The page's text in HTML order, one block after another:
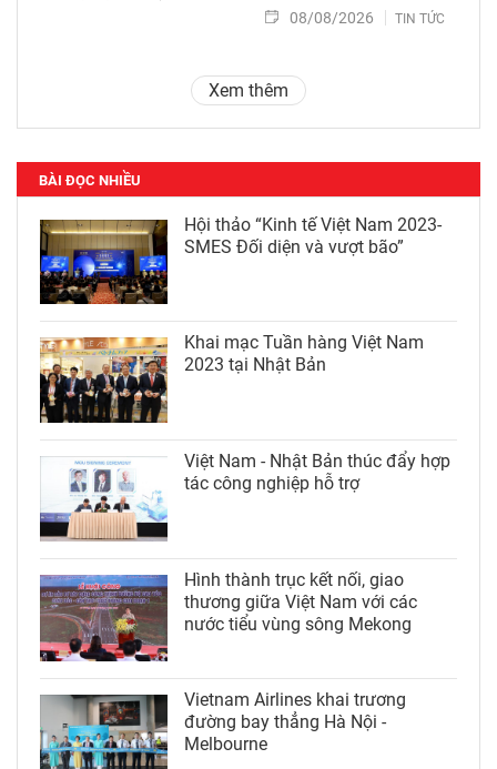
08/08/2026 TIN TỨC
Xem thêm
BÀI ĐỌC NHIỀU
Hội thảo “Kinh tế Việt Nam 2023-
SMES Đối diện và vượt bão”
Khai mạc Tuần hàng Việt Nam
2023 tại Nhật Bản
Việt Nam - Nhật Bản thúc đẩy hợp
tác công nghiệp hỗ trợ
Hình thành trục kết nối, giao
thương giữa Việt Nam với các
nước tiểu vùng sông Mekong
Vietnam Airlines khai trương
đường bay thẳng Hà Nội -
Melbourne